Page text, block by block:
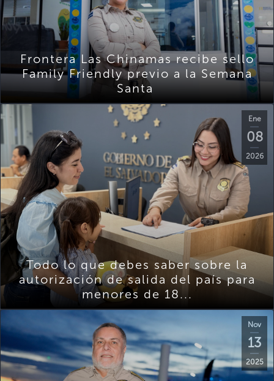
Frontera Las Chinamas recibe sello
Family Friendly previo a la Semana
Santa
Ene
08
2026
Todo lo que debes saber sobre la
autorización de salida del país para
menores de 18...
Nov
13
2025